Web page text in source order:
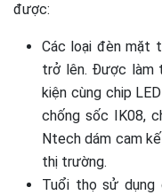
được:
Các loại đèn mặt
trở lên. Được làm
kiện cùng chip
chống sốc IK08,
Ntech dám cam
thị trường.
Tuổi thọ sử dụng